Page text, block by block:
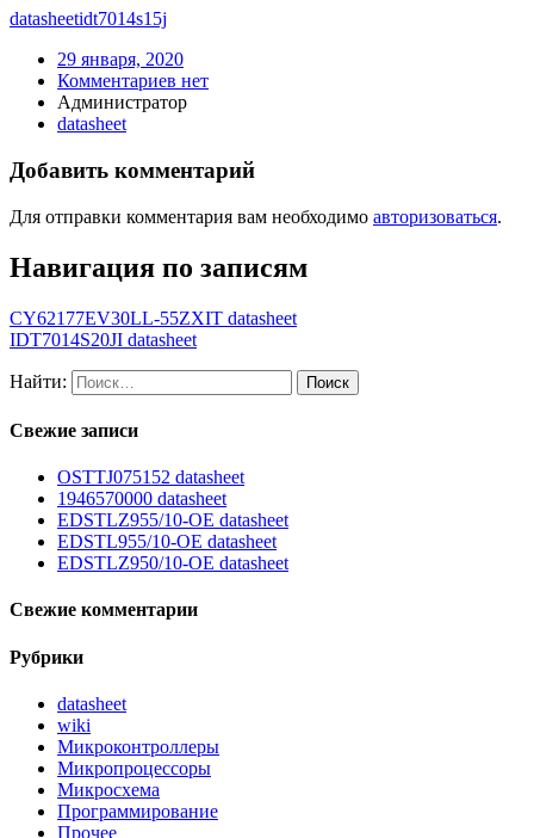
datasheetidt7014s15j
29 января, 2020
Комментариев нет
Администратор
datasheet
Добавить комментарий
Для отправки комментария вам необходимо авторизоваться.
Навигация по записям
CY62177EV30LL-55ZXIT datasheet
IDT7014S20JI datasheet
Найти:
Свежие записи
OSTTJ075152 datasheet
1946570000 datasheet
EDSTLZ955/10-OE datasheet
EDSTL955/10-OE datasheet
EDSTLZ950/10-OE datasheet
Свежие комментарии
Рубрики
datasheet
wiki
Микроконтроллеры
Микропроцессоры
Микросхема
Программирование
Прочее